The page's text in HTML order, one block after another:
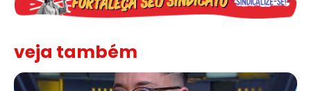
veja também
Solidariedade ao jornalista Caê Vasconcelos e repúdio aos